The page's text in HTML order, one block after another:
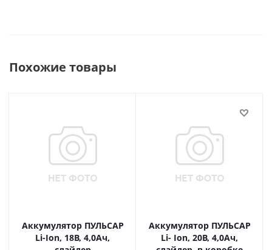
Похожие товары
Аккумулятор ПУЛЬСАР
Li-Ion, 18В, 4,0Ач,
Аккумулятор ПУЛЬСАР
Li- Ion, 20В, 4,0Ач,